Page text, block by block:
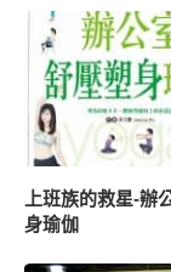
上班族的救星-辦
身瑜伽